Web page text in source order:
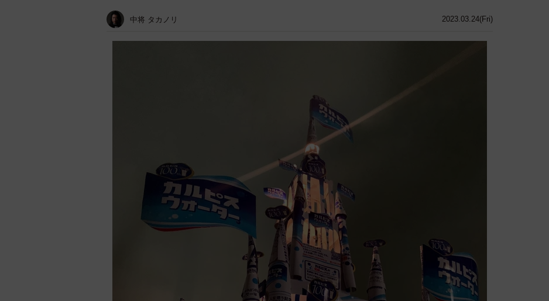
2023.03.24(Fri)
中将 タカノリ